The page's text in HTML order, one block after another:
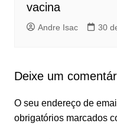
vacina
Andre Isac 30
Deixe um
O seu endereço de
obrigatórios marcados